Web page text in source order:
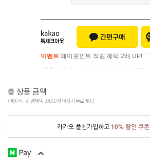
이벤트
페이포인트 적립 혜택 2배 UP!
총 상품 금액
(배송비 : 실 결제액 50,000원 이상시 무료배송)
카카오 플친가입하고10% 할인 쿠폰